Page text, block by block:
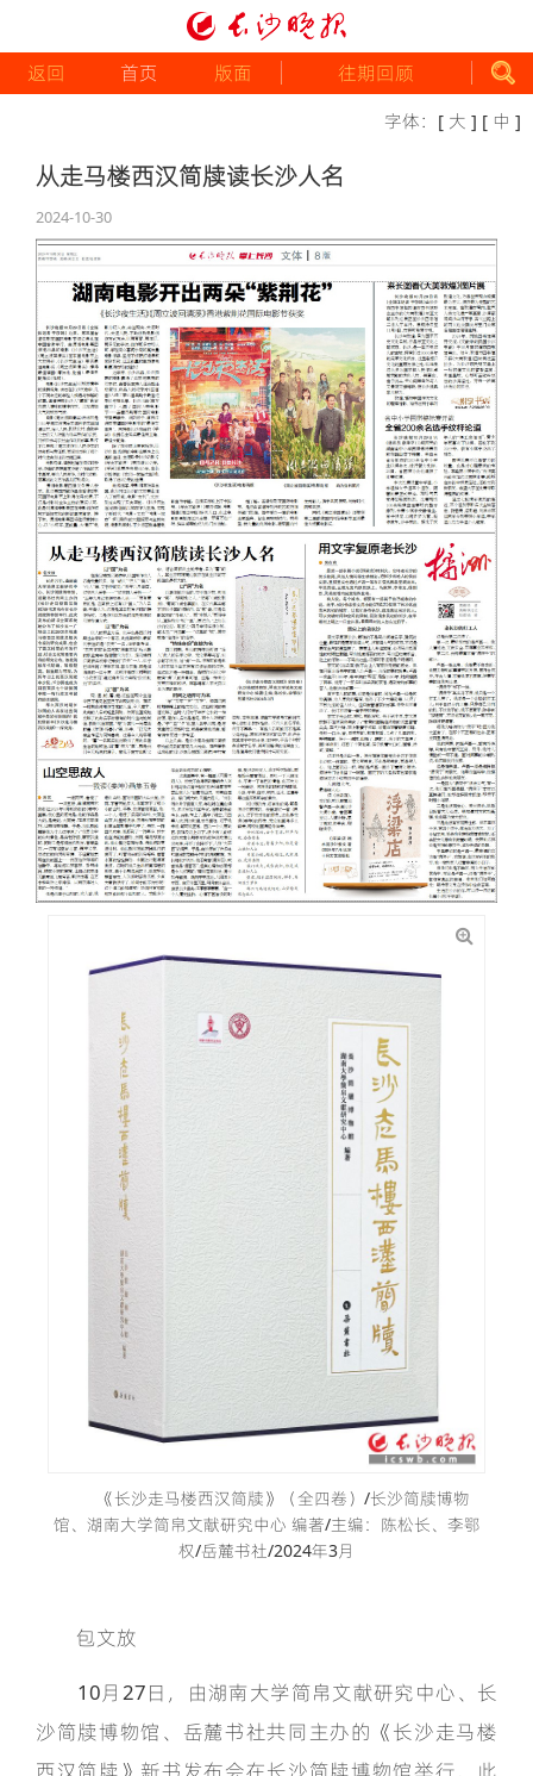
返回 首页 版面 往期回顾
字体： [ 大 ] [ 中 ]
从走马楼西汉简牍读长沙人名
2024-10-30
《长沙走马楼西汉简牍》（全四卷）/长沙简牍博物
馆、湖南大学简帛文献研究中心 编著/主编：陈松长、李鄂
权/岳麓书社/2024年3月
包文放
10月27日，由湖南大学简帛文献研究中心、长
沙简牍博物馆、岳麓书社共同主办的《长沙走马楼
西汉简牍》新书发布会在长沙简牍博物馆举行，此